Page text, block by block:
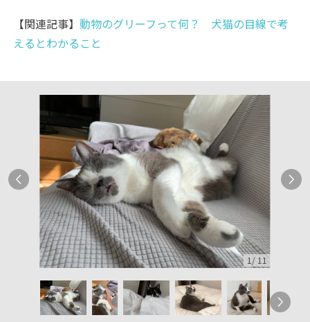
【関連記事】動物のグリーフって何？ 犬猫の目線で考
えるとわかること
1 / 11